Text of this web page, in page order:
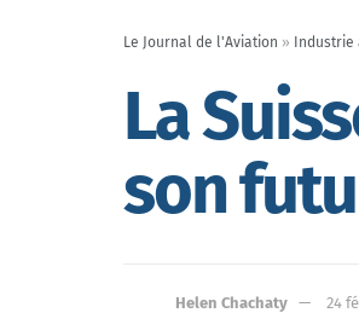
Le Journal de l'Aviation »
La
son
Helen Chachaty 24